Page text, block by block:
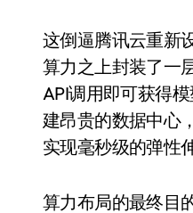
这倒逼腾讯云重新
算力之上封装了一
API调用即可获得
建昂贵的数据中心
实现毫秒级的弹性
算力布局的最终目
空调